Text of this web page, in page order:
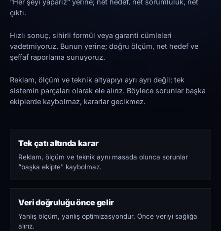
“Her şeyi yaparız” yerine; net hedef, net sorumluluk, net
çıktı.
Hızlı sonuç, sihirli formül veya garanti cümleleri
vadetmiyoruz. Bunun yerine; doğru ölçüm, net hedef ve
şeffaf raporlama sunuyoruz.
Reklam, ölçüm ve teknik altyapıyı ayrı ayrı değil; tek
sistemin parçaları olarak ele alırız. Böylece sorunlar başka
ekiplerde kaybolmaz, kararlar gecikmez.
Tek çatı altında karar
Reklam, ölçüm ve teknik aynı masada olunca sorunlar
“başka ekipte” kaybolmaz.
Veri doğruluğu önce gelir
Yanlış ölçüm, yanlış optimizasyondur. Önce veriyi sağlığa
alırız.